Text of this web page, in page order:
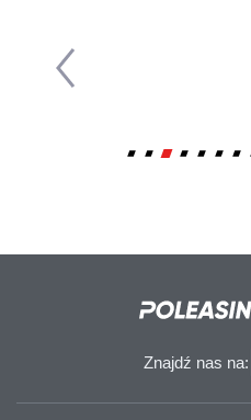
Znajdź nas na: